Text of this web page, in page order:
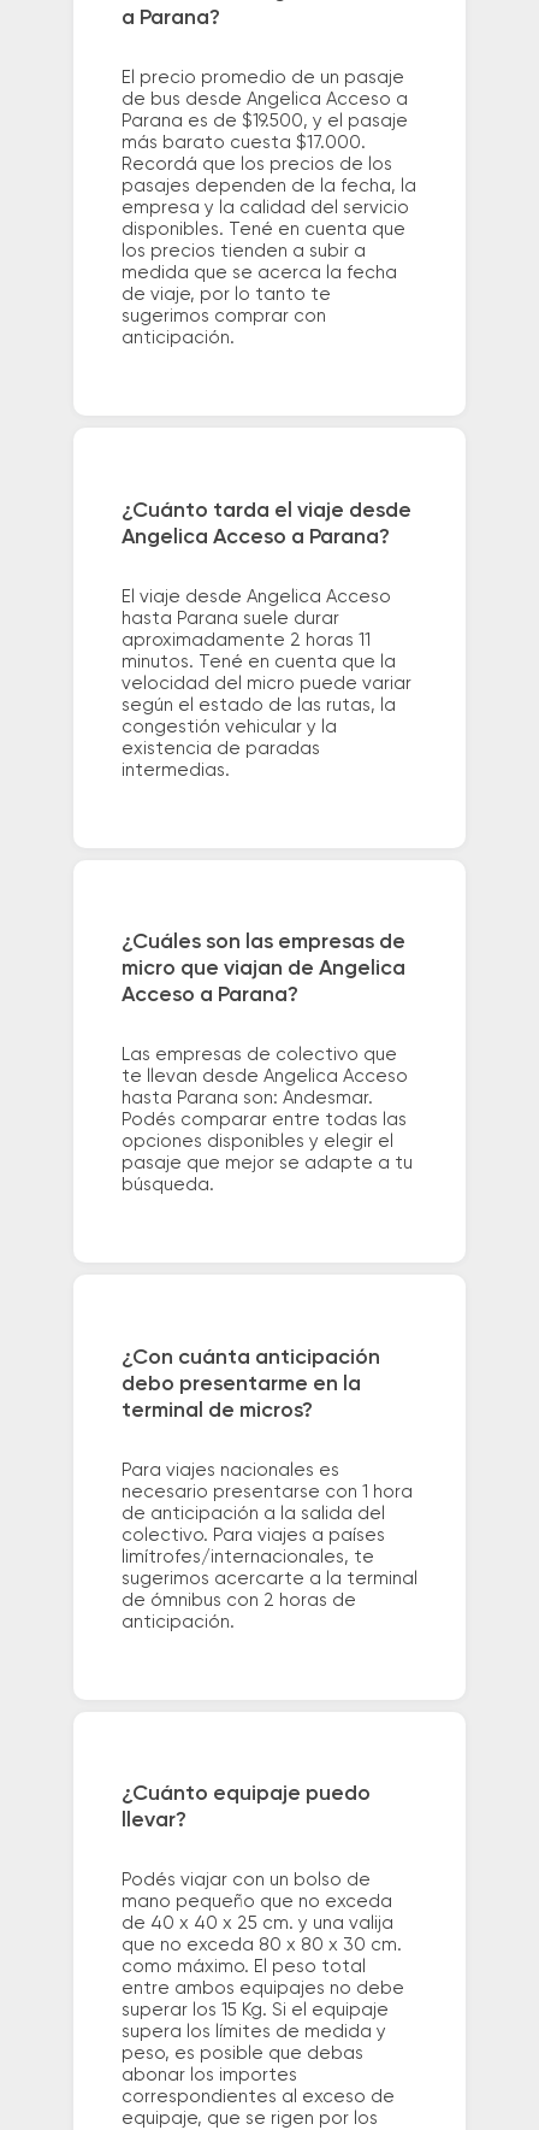
a Parana?
El precio promedio de un pasaje
de bus desde Angelica Acceso a
Parana es de $19.500, y el pasaje
más barato cuesta $17.000.
Recordá que los precios de los
pasajes dependen de la fecha, la
empresa y la calidad del servicio
disponibles. Tené en cuenta que
los precios tienden a subir a
medida que se acerca la fecha
de viaje, por lo tanto te
sugerimos comprar con
anticipación.
¿Cuánto tarda el viaje desde
Angelica Acceso a Parana?
El viaje desde Angelica Acceso
hasta Parana suele durar
aproximadamente 2 horas 11
minutos. Tené en cuenta que la
velocidad del micro puede variar
según el estado de las rutas, la
congestión vehicular y la
existencia de paradas
intermedias.
¿Cuáles son las empresas de
micro que viajan de Angelica
Acceso a Parana?
Las empresas de colectivo que
te llevan desde Angelica Acceso
hasta Parana son: Andesmar.
Podés comparar entre todas las
opciones disponibles y elegir el
pasaje que mejor se adapte a tu
búsqueda.
¿Con cuánta anticipación
debo presentarme en la
terminal de micros?
Para viajes nacionales es
necesario presentarse con 1 hora
de anticipación a la salida del
colectivo. Para viajes a países
limítrofes/internacionales, te
sugerimos acercarte a la terminal
de ómnibus con 2 horas de
anticipación.
¿Cuánto equipaje puedo
llevar?
Podés viajar con un bolso de
mano pequeño que no exceda
de 40 x 40 x 25 cm. y una valija
que no exceda 80 x 80 x 30 cm.
como máximo. El peso total
entre ambos equipajes no debe
superar los 15 Kg. Si el equipaje
supera los límites de medida y
peso, es posible que debas
abonar los importes
correspondientes al exceso de
equipaje, que se rigen por los